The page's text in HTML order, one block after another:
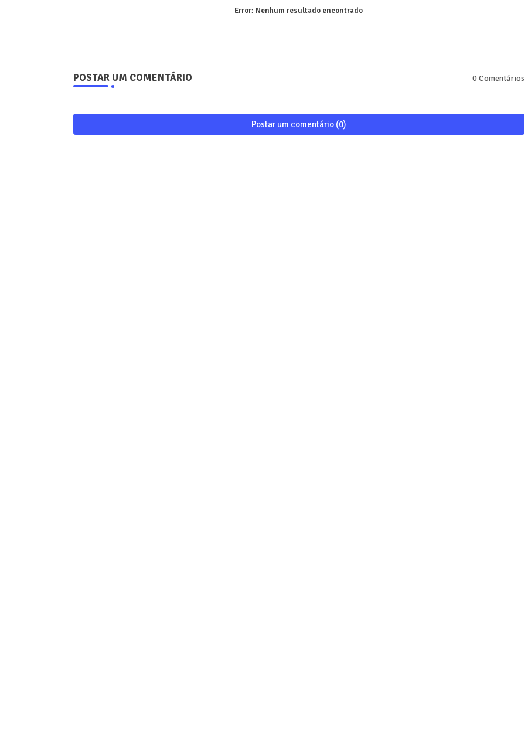
Error: Nenhum resultado encontrado
POSTAR UM COMENTÁRIO 0 Comentários
Postar um comentário (0)